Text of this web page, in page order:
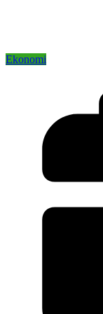
Ekonomi